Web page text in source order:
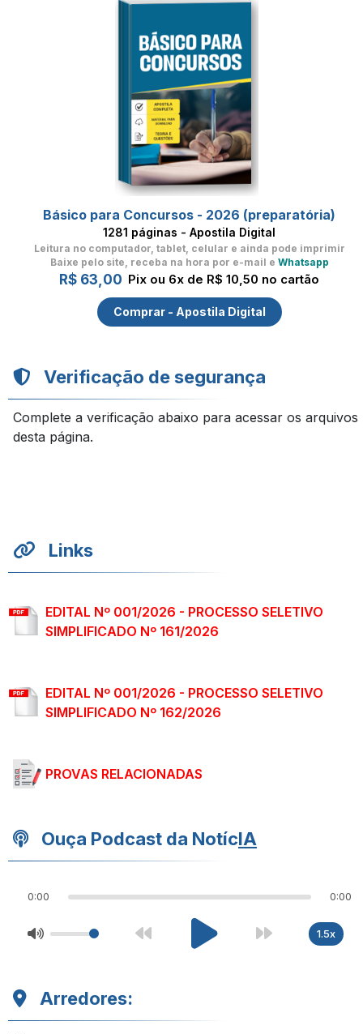
Básico para Concursos - 2026 (preparatória)
1281 páginas - Apostila Digital
Leitura no computador, tablet, celular e ainda pode imprimir
Baixe pelo site, receba na hora por e-mail e Whatsapp
R$ 63,00 Pix ou 6x de R$ 10,50 no cartão
Comprar - Apostila Digital
Verificação de segurança
Complete a verificação abaixo para acessar os arquivos
desta página.
Links
EDITAL Nº 001/2026 - PROCESSO SELETIVO
SIMPLIFICADO Nº 161/2026
EDITAL Nº 001/2026 - PROCESSO SELETIVO
SIMPLIFICADO Nº 162/2026
PROVAS RELACIONADAS
Ouça Podcast da NotícIA
0:00 0:00
1.5x
Arredores: